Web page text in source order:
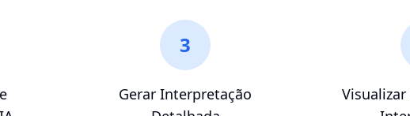
3
Gerar Interpretação